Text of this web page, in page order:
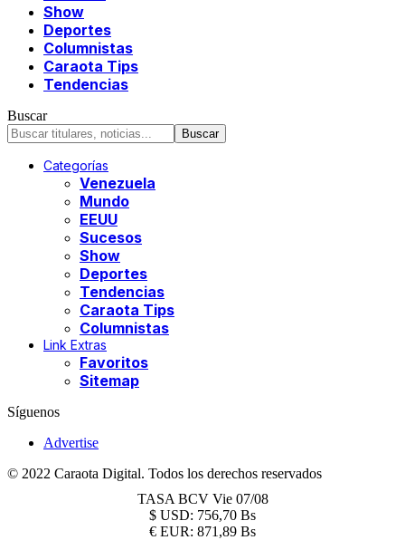
Show
Deportes
Columnistas
Caraota Tips
Tendencias
Buscar
Categorías
Venezuela
Mundo
EEUU
Sucesos
Show
Deportes
Tendencias
Caraota Tips
Columnistas
Link Extras
Favoritos
Sitemap
Síguenos
Advertise
© 2022 Caraota Digital. Todos los derechos reservados
TASA BCV Vie 07/08
$ USD: 756,70 Bs
€ EUR: 871,89 Bs